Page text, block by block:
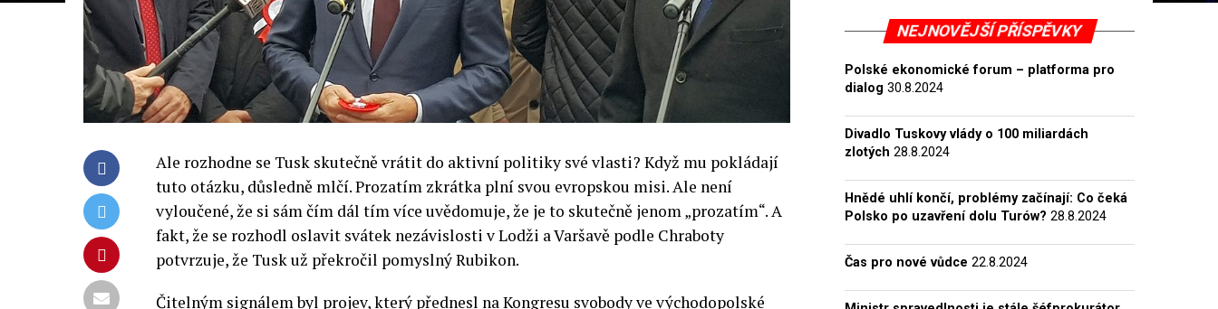
Ale rozhodne se Tusk skutečně vrátit do aktivní politiky své vlasti? Když mu pokládají
tuto otázku, důsledně mlčí. Prozatím zkrátka plní svou evropskou misi. Ale není
vyloučené, že si sám čím dál tím více uvědomuje, že je to skutečně jenom „prozatím“. A
fakt, že se rozhodl oslavit svátek nezávislosti v Lodži a Varšavě podle Chraboty
potvrzuje, že Tusk už překročil pomyslný Rubikon.
Čitelným signálem byl projev, který přednesl na Kongresu svobody ve východopolské
NEJNOVĚJŠÍ PŘÍSPĚVKY
Polské ekonomické forum – platforma pro
dialog 30.8.2024
Divadlo Tuskovy vlády o 100 miliardách
zlotých 28.8.2024
Hnědé uhlí končí, problémy začínají: Co čeká
Polsko po uzavření dolu Turów? 28.8.2024
Čas pro nové vůdce 22.8.2024